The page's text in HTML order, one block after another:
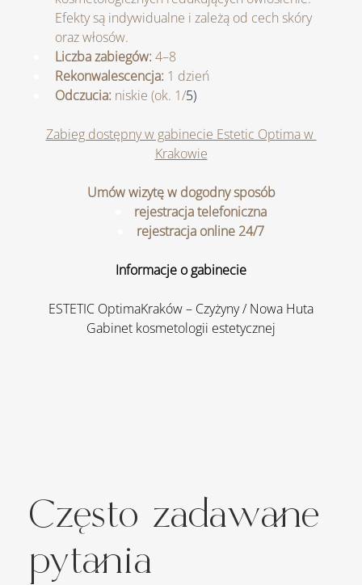
Efekty są indywidualne i zależą od cech skóry
oraz włosów.
Liczba zabiegów: 4–8
Rekonwalescencja: 1 dzień
Odczucia: niskie (ok. 1/5)
Zabieg dostępny w gabinecie Estetic Optima w
Krakowie
Umów wizytę w dogodny sposób
rejestracja telefoniczna
rejestracja online 24/7
Informacje o gabinecie
ESTETIC OptimaKraków – Czyżyny / Nowa Huta
Gabinet kosmetologii estetycznej
Często zadawane
pytania